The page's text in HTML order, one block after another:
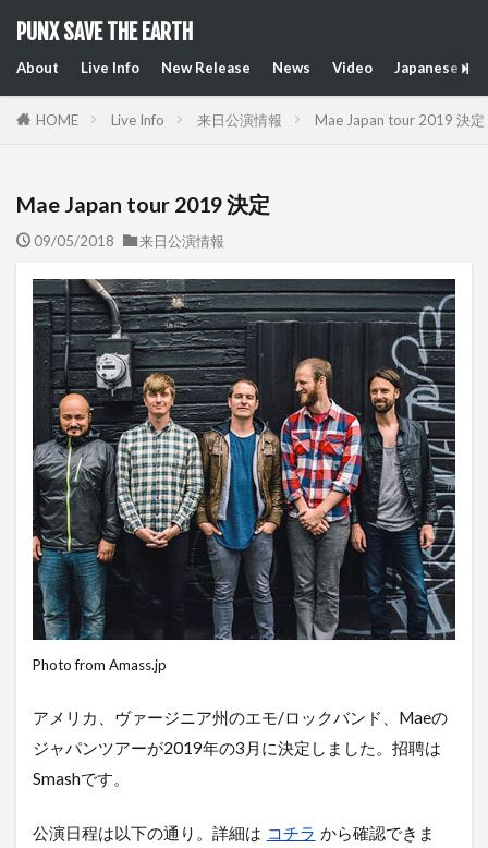
PUNX SAVE THE EARTH
About Live Info New Release News Video Japanese
HOME Live Info 来日公演情報 Mae Japan tour 2019 決定
Mae Japan tour 2019 決定
09/05/2018 来日公演情報
Photo from Amass.jp
アメリカ、ヴァージニア州のエモ/ロックバンド、Maeの
ジャパンツアーが2019年の3月に決定しました。招聘は
Smashです。
公演日程は以下の通り。詳細は コチラ から確認できま